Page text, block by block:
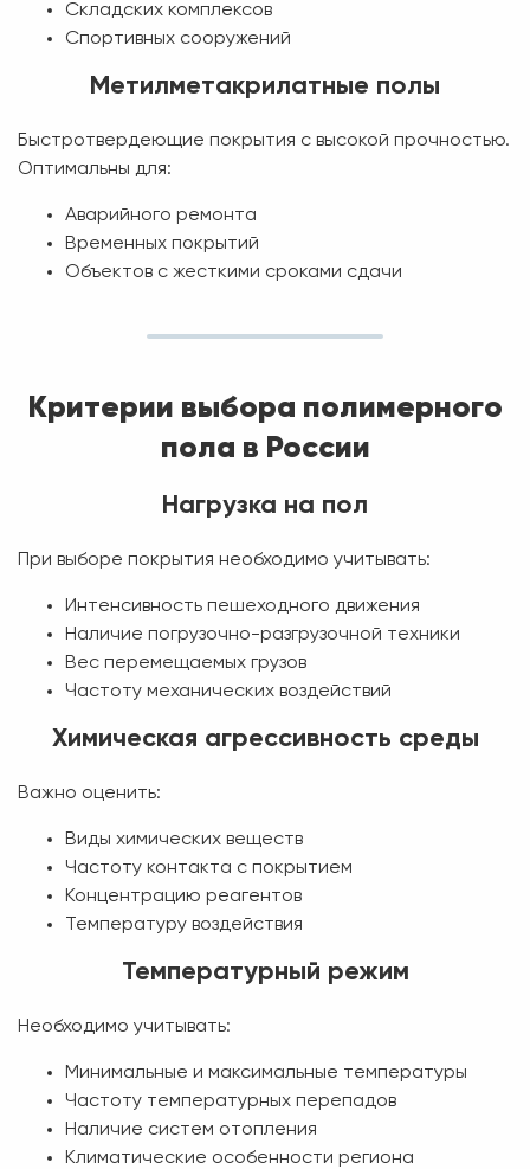
Складских комплексов
Спортивных сооружений
Метилметакрилатные полы
Быстротвердеющие покрытия с высокой прочностью.
Оптимальны для:
Аварийного ремонта
Временных покрытий
Объектов с жесткими сроками сдачи
Критерии выбора полимерного
пола в России
Нагрузка на пол
При выборе покрытия необходимо учитывать:
Интенсивность пешеходного движения
Наличие погрузочно-разгрузочной техники
Вес перемещаемых грузов
Частоту механических воздействий
Химическая агрессивность среды
Важно оценить:
Виды химических веществ
Частоту контакта с покрытием
Концентрацию реагентов
Температуру воздействия
Температурный режим
Необходимо учитывать:
Минимальные и максимальные температуры
Частоту температурных перепадов
Наличие систем отопления
Климатические особенности региона